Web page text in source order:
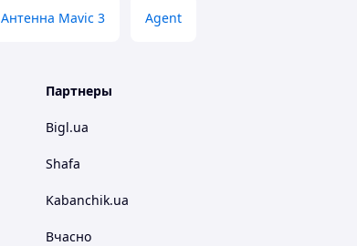
Антенна Mavic 3 Agent
Партнеры
Bigl.ua
Shafa
Kabanchik.ua
Вчасно